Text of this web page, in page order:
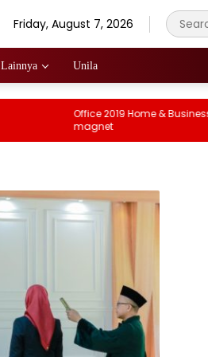
Friday, August 7, 2026
Lainnya Unila
Office 2019 Home & Business
magnet